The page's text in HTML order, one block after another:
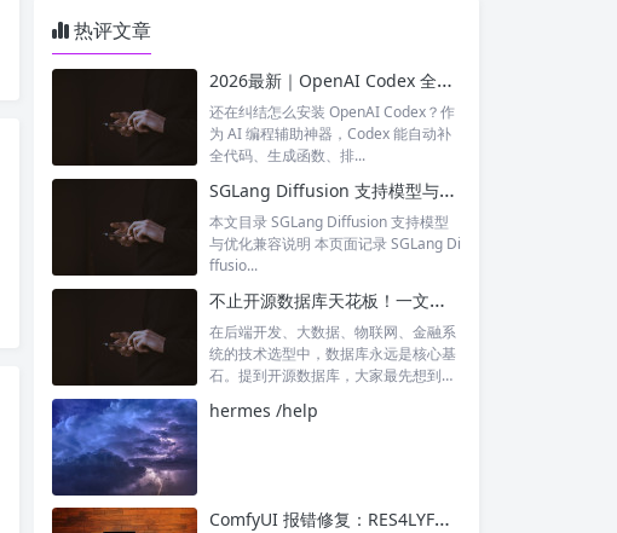
热评文章
2026最新｜OpenAI Codex 全平台保姆级安装教程（Windows/Mac/Linux）
还在纠结怎么安装 OpenAI Codex？作
为 AI 编程辅助神器，Codex 能自动补
全代码、生成函数、排...
SGLang Diffusion 支持模型与优化兼容矩阵
本文目录 SGLang Diffusion 支持模型
与优化兼容说明 本页面记录 SGLang Di
ffusio...
不止开源数据库天花板！一文读懂 PostgreSQL 的硬核实力
在后端开发、大数据、物联网、金融系
统的技术选型中，数据库永远是核心基
石。提到开源数据库，大家最先想到的
hermes /help
ComfyUI 报错修复：RES4LYF插件 JSONDecodeError 空文件解析失败